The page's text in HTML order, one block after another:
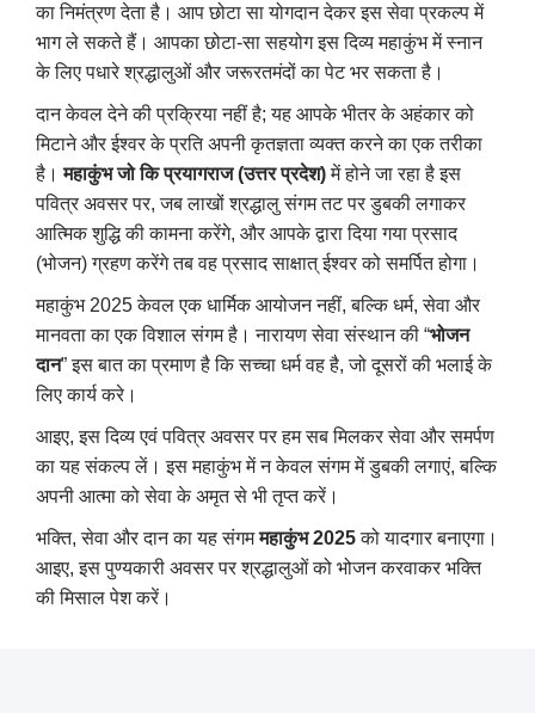
का निमंत्रण देता है। आप छोटा सा योगदान देकर इस सेवा प्रकल्प में
भाग ले सकते हैं। आपका छोटा-सा सहयोग इस दिव्य महाकुंभ में स्नान
के लिए पधारे श्रद्धालुओं और जरूरतमंदों का पेट भर सकता है।
दान केवल देने की प्रक्रिया नहीं है;यह आपके भीतर के अहंकार को
मिटाने और ईश्वर के प्रति अपनी कृतज्ञता व्यक्त करने का एक तरीका
है।महाकुंभ जो कि प्रयागराज (उत्तर प्रदेश)में होने जा रहा है इस
पवित्र अवसर पर,जब लाखों श्रद्धालु संगम तट पर डुबकी लगाकर
आत्मिक शुद्धि की कामना करेंगे, और आपके द्वारा दिया गया प्रसाद
(भोजन) ग्रहण करेंगे तब वह प्रसाद साक्षात् ईश्वर को समर्पित होगा।
महाकुंभ 2025 केवल एक धार्मिक आयोजन नहीं,बल्कि धर्म,सेवा और
मानवता का एक विशाल संगम है। नारायण सेवा संस्थान की “भोजन
दान” इस बात का प्रमाण है कि सच्चा धर्म वह है,जो दूसरों की भलाई के
लिए कार्य करे।
आइए,इस दिव्य एवं पवित्र अवसर पर हम सब मिलकर सेवा और समर्पण
का यह संकल्प लें। इस महाकुंभ में न केवल संगम में डुबकी लगाएं,बल्कि
अपनी आत्मा को सेवा के अमृत से भी तृप्त करें।
भक्ति,सेवा और दान का यह संगममहाकुंभ 2025को यादगार बनाएगा।
आइए,इस पुण्यकारी अवसर पर श्रद्धालुओं को भोजन करवाकर भक्ति
की मिसाल पेश करें।